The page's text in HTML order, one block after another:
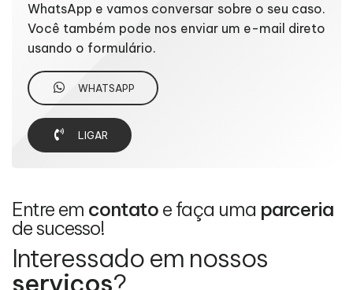
WhatsApp e vamos conversar sobre o seu caso.
Você também pode nos enviar um e-mail direto
usando o formulário.
WHATSAPP
LIGAR
Entre em contato e faça uma parceria
de sucesso!
Interessado em nossos
serviços?